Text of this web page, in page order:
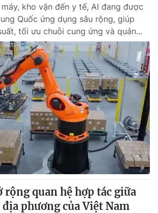
kho vận đến y tế, AI đang được
Quốc ứng dụng sâu rộng, giúp
tối ưu chuỗi cung ứng và quản...
rộng quan hệ hợp tác giữa
phương của Việt Nam